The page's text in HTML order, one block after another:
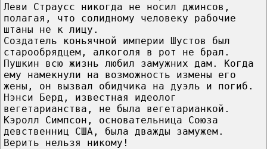
Леви Страусс никогда не носил джинсов,
полагая, что солидному человеку рабочие
штаны не к лицу.
Создатель коньячной империи Шустов был
старообрядцем, алкоголя в рот не брал.
Пушкин всю жизнь любил замужних дам. Когда
ему намекнули на возможность измены его
жены, он вызвал обидчика на дуэль и погиб.
Нэнси Берд, известная идеолог
вегетарианства, не была вегетарианкой.
Кэролл Симпсон, основательница Союза
девственниц США, была дважды замужем.
Верить нельзя никому!